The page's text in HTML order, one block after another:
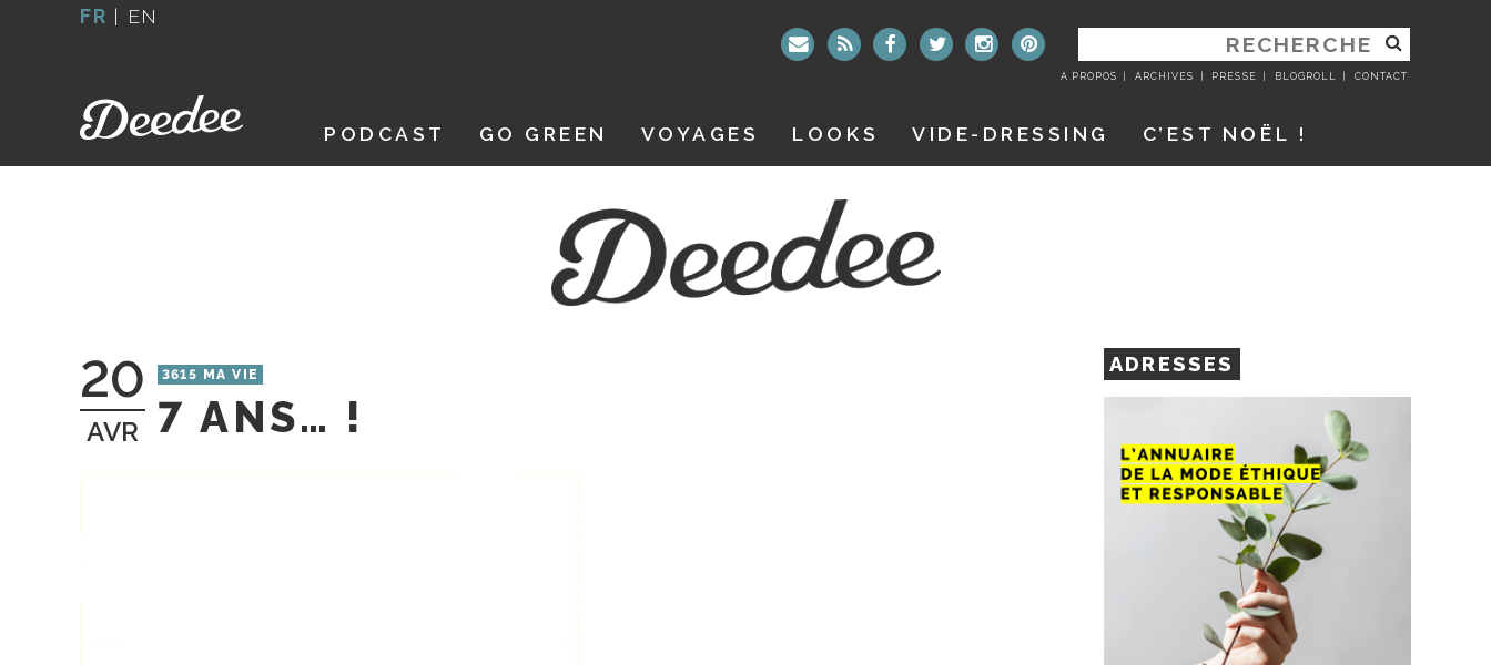
FR | EN
RECHERCHER
:
A PROPOS ARCHIVES PRESSE BLOGROLL CONTACT
PODCAST GO GREEN VOYAGES LOOKS VIDE-DRESSING C’EST NOËL !
20
AVR
3615 MA VIE
7 ANS… !
ADRESSES